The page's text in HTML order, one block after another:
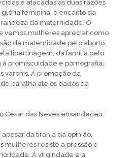
e atacadas as duas razões
glória feminina, o encanto da
da maternidade. O
vemos mulheres apreciar como
da maternidade pelo aborto,
libertinagem, da família pelo
à promiscuidade e pornografia,
varonis. A promoção da
baralha até os dados da
César das Neves ensandeceu.
da tirania da opinião,
mulheres resiste à pressão e
A virgindade e a